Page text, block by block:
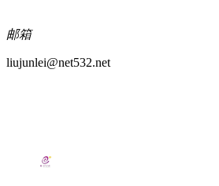
邮箱
liujunlei@net532.net